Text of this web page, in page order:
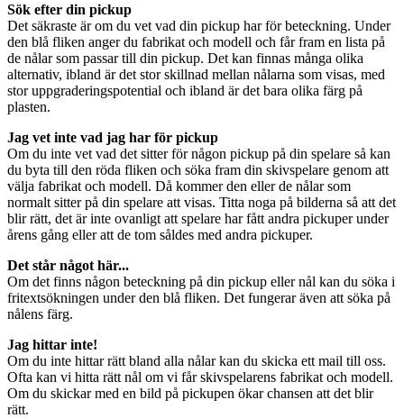
Sök efter din pickup
Det säkraste är om du vet vad din pickup har för beteckning. Under
den blå fliken anger du fabrikat och modell och får fram en lista på
de nålar som passar till din pickup. Det kan finnas många olika
alternativ, ibland är det stor skillnad mellan nålarna som visas, med
stor uppgraderingspotential och ibland är det bara olika färg på
plasten.
Jag vet inte vad jag har för pickup
Om du inte vet vad det sitter för någon pickup på din spelare så kan
du byta till den röda fliken och söka fram din skivspelare genom att
välja fabrikat och modell. Då kommer den eller de nålar som
normalt sitter på din spelare att visas. Titta noga på bilderna så att det
blir rätt, det är inte ovanligt att spelare har fått andra pickuper under
årens gång eller att de tom såldes med andra pickuper.
Det står något här...
Om det finns någon beteckning på din pickup eller nål kan du söka i
fritextsökningen under den blå fliken. Det fungerar även att söka på
nålens färg.
Jag hittar inte!
Om du inte hittar rätt bland alla nålar kan du skicka ett mail till oss.
Ofta kan vi hitta rätt nål om vi får skivspelarens fabrikat och modell.
Om du skickar med en bild på pickupen ökar chansen att det blir
rätt.